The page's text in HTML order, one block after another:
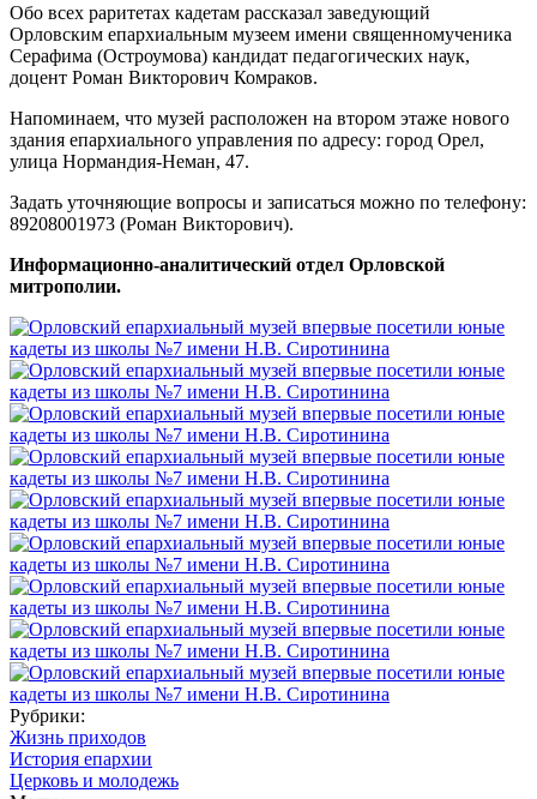
Обо всех раритетах кадетам рассказал заведующий
Орловским епархиальным музеем имени священномученика
Серафима (Остроумова) кандидат педагогических наук,
доцент Роман Викторович Комраков.
Напоминаем, что музей расположен на втором этаже нового
здания епархиального управления по адресу: город Орел,
улица Нормандия-Неман, 47.
Задать уточняющие вопросы и записаться можно по телефону:
89208001973 (Роман Викторович).
Информационно-аналитический отдел Орловской
митрополии.
Рубрики:
Жизнь приходов
История епархии
Церковь и молодежь